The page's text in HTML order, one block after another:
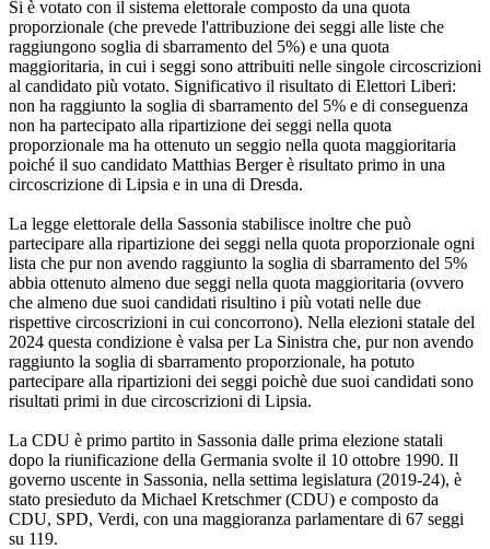
Si è votato con il sistema elettorale composto da una quota
proporzionale (che prevede l'attribuzione dei seggi alle liste che
raggiungono soglia di sbarramento del 5%) e una quota
maggioritaria, in cui i seggi sono attribuiti nelle singole circoscrizioni
al candidato più votato. Significativo il risultato di Elettori Liberi:
non ha raggiunto la soglia di sbarramento del 5% e di conseguenza
non ha partecipato alla ripartizione dei seggi nella quota
proporzionale ma ha ottenuto un seggio nella quota maggioritaria
poiché il suo candidato Matthias Berger è risultato primo in una
circoscrizione di Lipsia e in una di Dresda.
La legge elettorale della Sassonia stabilisce inoltre che può
partecipare alla ripartizione dei seggi nella quota proporzionale ogni
lista che pur non avendo raggiunto la soglia di sbarramento del 5%
abbia ottenuto almeno due seggi nella quota maggioritaria (ovvero
che almeno due suoi candidati risultino i più votati nelle due
rispettive circoscrizioni in cui concorrono). Nella elezioni statale del
2024 questa condizione è valsa per La Sinistra che, pur non avendo
raggiunto la soglia di sbarramento proporzionale, ha potuto
partecipare alla ripartizioni dei seggi poichè due suoi candidati sono
risultati primi in due circoscrizioni di Lipsia.
La CDU è primo partito in Sassonia dalle prima elezione statali
dopo la riunificazione della Germania svolte il 10 ottobre 1990. Il
governo uscente in Sassonia, nella settima legislatura (2019-24), è
stato presieduto da Michael Kretschmer (CDU) e composto da
CDU, SPD, Verdi, con una maggioranza parlamentare di 67 seggi
su 119.